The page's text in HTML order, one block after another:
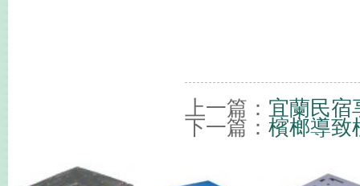
上一篇： 宜蘭民宿
下一篇： 檳榔導致